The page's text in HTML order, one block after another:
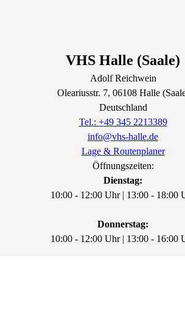
VHS Halle (Saale)
Adolf Reichwein
Oleariusstr. 7, 06108 Halle
Deutschland
Tel.: +49 345 2213389
info@vhs-halle.de
Lage & Routenplaner
Öffnungszeiten:
Dienstag:
10:00 - 12:00 Uhr | 13:00 - 18:00
Donnerstag:
10:00 - 12:00 Uhr | 13:00 - 16:00